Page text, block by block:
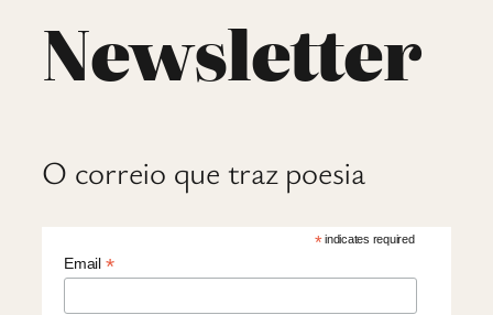
Newsletter
O correio que traz poesia
*indicates required
Email *